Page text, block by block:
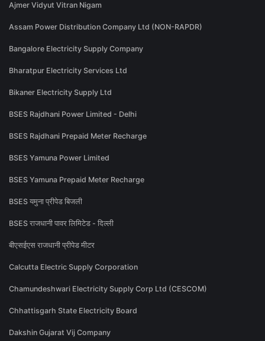
Ajmer Vidyut Vitran Nigam
Assam Power Distribution Company Ltd (NON-RAPDR)
Bangalore Electricity Supply Company
Bharatpur Electricity Services Ltd
Bikaner Electricity Supply Ltd
BSES Rajdhani Power Limited - Delhi
BSES Rajdhani Prepaid Meter Recharge
BSES Yamuna Power Limited
BSES Yamuna Prepaid Meter Recharge
BSES यमुना प्रीपेड बिजली
BSES राजधानी पावर लिमिटेड - दिल्ली
बीएसईएस राजधानी प्रीपेड मीटर
Calcutta Electric Supply Corporation
Chamundeshwari Electricity Supply Corp Ltd (CESCOM)
Chhattisgarh State Electricity Board
Dakshin Gujarat Vij Company